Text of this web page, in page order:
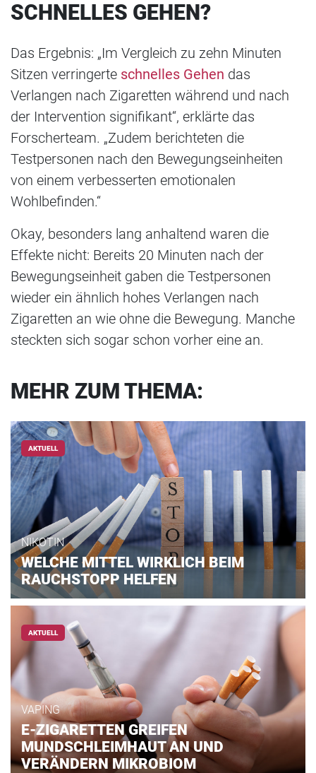
SCHNELLES GEHEN?
Das Ergebnis: „Im Vergleich zu zehn Minuten
Sitzen verringerte schnelles Gehen das
Verlangen nach Zigaretten während und nach
der Intervention signifikant“, erklärte das
Forscherteam. „Zudem berichteten die
Testpersonen nach den Bewegungseinheiten
von einem verbesserten emotionalen
Wohlbefinden.“
Okay, besonders lang anhaltend waren die
Effekte nicht: Bereits 20 Minuten nach der
Bewegungseinheit gaben die Testpersonen
wieder ein ähnlich hohes Verlangen nach
Zigaretten an wie ohne die Bewegung. Manche
steckten sich sogar schon vorher eine an.
MEHR ZUM THEMA:
AKTUELL
NIKOTIN
WELCHE MITTEL WIRKLICH BEIM
RAUCHSTOPP HELFEN
AKTUELL
VAPING
E-ZIGARETTEN GREIFEN
MUNDSCHLEIMHAUT AN UND
VERÄNDERN MIKROBIOM